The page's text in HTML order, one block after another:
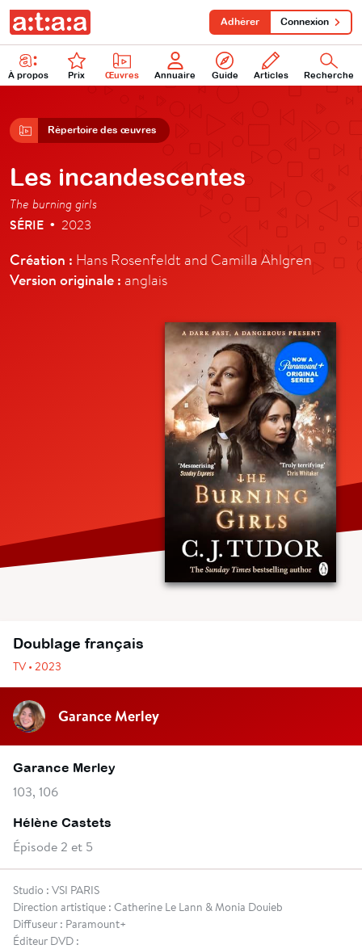
À propos Prix Œuvres Annuaire Guide Articles Recherche
Adhérer Connexion
Répertoire des œuvres
Les incandescentes
The burning girls
SÉRIE • 2023
Création : Hans Rosenfeldt and Camilla Ahlgren
Version originale : anglais
Doublage français
TV • 2023
Garance Merley
Garance Merley
103, 106
Hélène Castets
Épisode 2 et 5
Studio : VSI PARIS
Direction artistique : Catherine Le Lann & Monia Douieb
Diffuseur : Paramount+
Éditeur DVD :